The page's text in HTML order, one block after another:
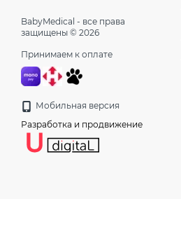
BabyMedical - все права
защищены © 2026
Принимаем к оплате
Мобильная версия
Разработка и продвижение